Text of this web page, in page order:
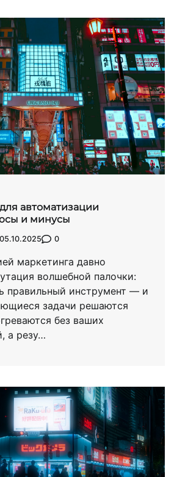
автоматизации
и минусы
05.10.2025 0
маркетинга давно
волшебной палочки:
правильный инструмент — и
задачи решаются
без ваших
а резу…